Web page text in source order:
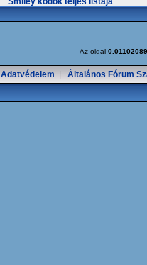
Az oldal
Adatvédelem Általános Fórum